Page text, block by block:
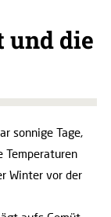
und die
sonnige Tage,
Temperaturen
Winter vor der